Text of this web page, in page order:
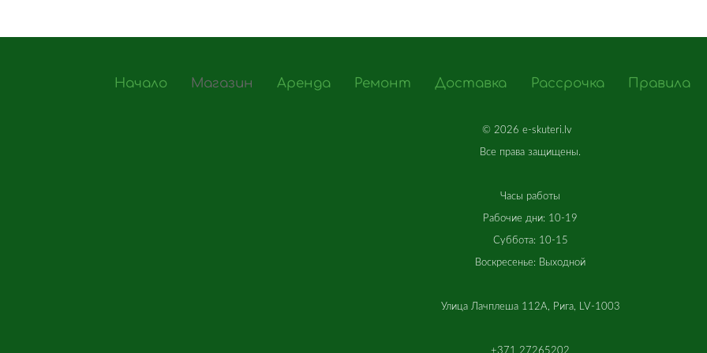
Начало Магазин Аренда Ремонт Доставка Рассрочка Правила
© 2026 e-skuteri.lv
Все права защищены.
Часы работы
Рабочие дни: 10-19
Суббота: 10-15
Воскресенье: Выходной
Улица Лачплеша 112A, Рига, LV-1003
+371 27265202